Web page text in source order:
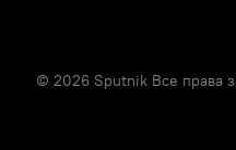
© 2026 Sputnik Все права